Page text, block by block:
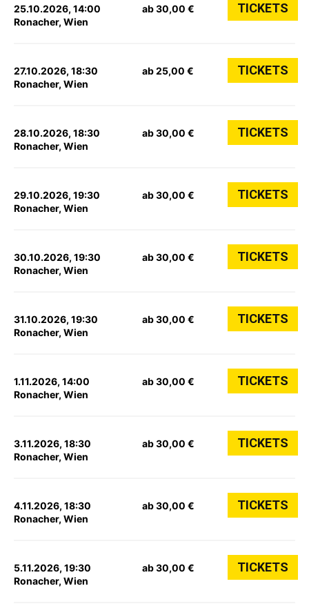
25.10.2026, 14:00
Ronacher, Wien
ab 30,00 € TICKETS
27.10.2026, 18:30
Ronacher, Wien
ab 25,00 € TICKETS
28.10.2026, 18:30
Ronacher, Wien
ab 30,00 € TICKETS
29.10.2026, 19:30
Ronacher, Wien
ab 30,00 € TICKETS
30.10.2026, 19:30
Ronacher, Wien
ab 30,00 € TICKETS
31.10.2026, 19:30
Ronacher, Wien
ab 30,00 € TICKETS
1.11.2026, 14:00
Ronacher, Wien
ab 30,00 € TICKETS
3.11.2026, 18:30
Ronacher, Wien
ab 30,00 € TICKETS
4.11.2026, 18:30
Ronacher, Wien
ab 30,00 € TICKETS
5.11.2026, 19:30
Ronacher, Wien
ab 30,00 € TICKETS